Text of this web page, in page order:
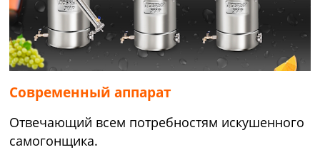
Современный аппарат
Отвечающий всем потребностям искушенного
самогонщика.